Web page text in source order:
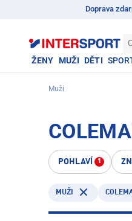
Doprava
ŽENY MUŽI DĚTI
Muži
POHLAVÍ 1
MUŽI